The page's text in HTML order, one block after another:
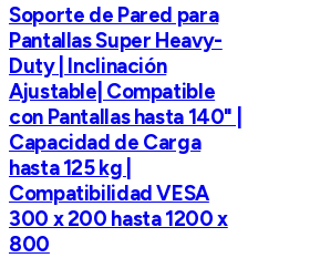
Soporte de Pared para
Pantallas Super Heavy-
Duty | Inclinación
Ajustable| Compatible
con Pantallas hasta 140" |
Capacidad de Carga
hasta 125 kg |
Compatibilidad VESA
300 x 200 hasta 1200 x
800